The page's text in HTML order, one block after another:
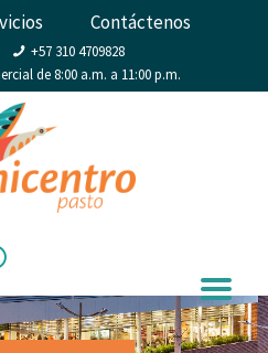
Contáctenos
+57 310 4709828
de 8:00 a.m. a 11:00 p.m.